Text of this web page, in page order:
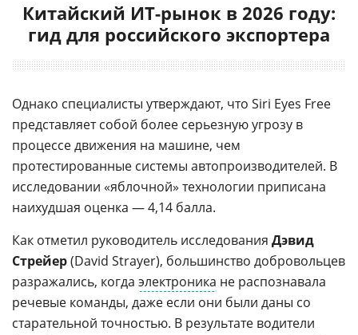
Китайский ИТ-рынок в 2026 году:
гид для российского экспортера
Однако специалисты утверждают, что Siri Eyes Free
представляет собой более серьезную угрозу в
процессе движения на машине, чем
протестированные системы автопроизводителей. В
исследовании «яблочной» технологии приписана
наихудшая оценка — 4,14 балла.
Как отметил руководитель исследования Дэвид
Стрейер(David Strayer), большинство добровольцев
разражались, когда электроника не распознавала
речевые команды, даже если они были даны со
старательной точностью. В результате водители